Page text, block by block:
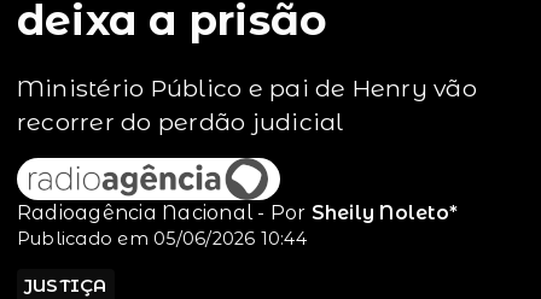
deixa a prisão
Ministério Público e pai de Henry vão
recorrer do perdão judicial
Radioagência Nacional - Por Sheily Noleto*
Publicado em 05/06/2026 10:44
JUSTIÇA